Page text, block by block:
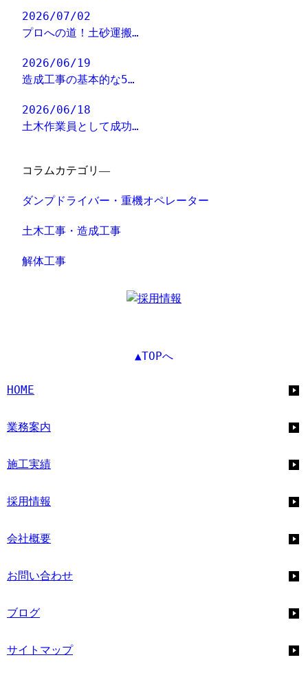
2026/07/02
プロへの道！土砂運搬…
2026/06/19
造成工事の基本的な5…
2026/06/18
土木作業員として成功…
コラムカテゴリ―
ダンプドライバー・重機オペレーター
土木工事・造成工事
解体工事
▲TOPへ
HOME
業務案内
施工実績
採用情報
会社概要
お問い合わせ
ブログ
サイトマップ